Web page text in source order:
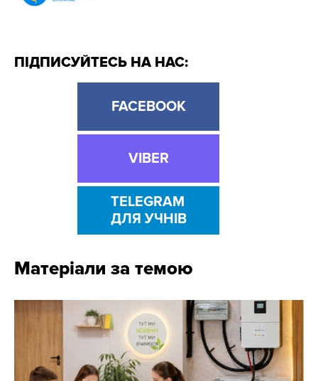
ПІДПИСУЙТЕСЬ НА НАС:
FACEBOOK
VIBER
TELEGRAM
ДЛЯ УЧНІВ
Матеріали за темою